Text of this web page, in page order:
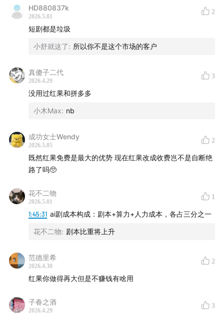
36:13 短剧和短视频，其实是有一种相对天然的连接性
长视频平台难以复制短剧“海量供给、算法验证、流
量分成”的打法
三、算法推荐、商业模式与收益结构
AI短剧里是谁在赚钱？
HD880837k
2026.5.01
2
短剧都是垃圾
小舒就这了: 所以你不是这个市场的客户
真傻子二代
2026.4.29
3
没用过红果和拼多多
小木Max: nb
成功女士Wendy
2026.5.05
2
既然红果免费是最大的优势 现在红果改成收费岂不是自断绝
路了吗🥺
花不二物
2026.5.01
1
1:45:31 ai剧成本构成：剧本+算力+人力成本，各占三分之一
花不二物: 剧本比重将上升
范德里希
2026.4.30
2
红果你做得再大但是不赚钱有啥用
子春之酒
2026.4.29
3